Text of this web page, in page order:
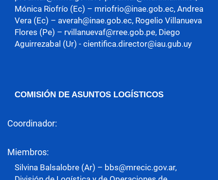
Mónica Riofrío (Ec) – mriofrio@inae.gob.ec, Andrea
Vera (Ec) – averah@inae.gob.ec, Rogelio Villanueva
Flores (Pe) – rvillanuevaf@rree.gob.pe, Diego
Aguirrezabal (Ur) - cientifica.director@iau.gub.uy
COMISIÓN DE ASUNTOS LOGÍSTICOS
Coordinador:
Miembros:
Silvina Balsalobre (Ar) – bbs@mrecic.gov.ar,